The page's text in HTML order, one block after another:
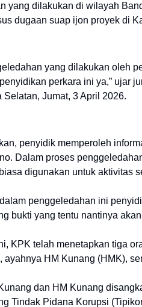
yang dilakukan di wilayah
dugaan suap ijon proyek di
yang dilakukan oleh
perkara ini ya,” ujar
Selatan, Jumat, 3 April 2026.
penyidik memperoleh
Dalam proses
digunakan untuk aktivitas
penggeledahan ini
bukti yang tentu nantinya
KPK telah menetapkan tiga
ayahnya HM Kunang (HMK),
dan HM Kunang
Tindak Pidana Korupsi